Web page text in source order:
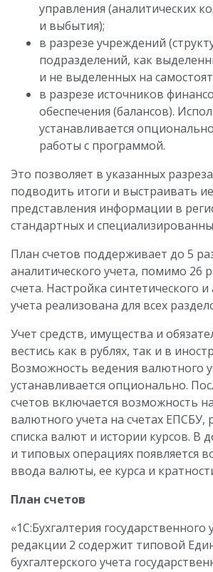
управления (аналитических
и выбытия);
в разрезе учреждений
подразделений, как
и не выделенных на
в разрезе источников
обеспечения (балансов).
устанавливается
работы с программой.
Это позволяет в указанных
подводить итоги и выстраивать
представления информации в
стандартных и
План счетов поддерживает до 5
аналитического учета, помимо 26
счета. Настройка синтетического
учета реализована для всех
Учет средств, имущества и
вестись как в рублях, так и в
Возможность ведения валютного
устанавливается опционально.
счетов включается возможность
валютного учета на счетах ЕПСБУ,
списка валют и истории курсов. В
и типовых операциях появляется
ввода валюты, ее курса и
План счетов
«1С:Бухгалтерия государственного
редакции 2 содержит типовой
бухгалтерского учета